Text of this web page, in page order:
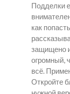
Подделки
как
защищено
огромный,
всё.
Откройте